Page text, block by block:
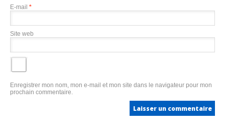
E-mail *
Site web
Enregistrer mon nom, mon e-mail et mon site dans le navigateur pour mon
prochain commentaire.